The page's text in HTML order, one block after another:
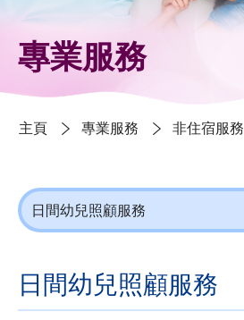
專業服務
主頁 專業服務 非住宿服務
日間幼兒照顧服務
日間幼兒照顧服務